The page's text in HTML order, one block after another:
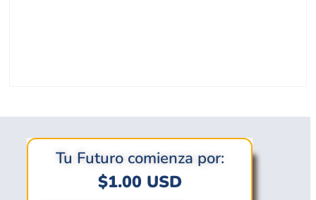
Tu Futuro comienza por:
$1.00 USD